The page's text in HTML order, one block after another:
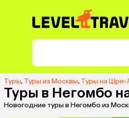
Туры, Туры из Москвы, Туры на Шри-
Туры в Негомбо
Новогодние туры в Негомбо из